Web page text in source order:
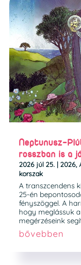
Neptunusz-
rosszban is a
2026 júl 25. | 2026,
korszak
A transzcendens
25-én
fényszöggel. A
hogy meglássuk
megérzéseink
bővebben